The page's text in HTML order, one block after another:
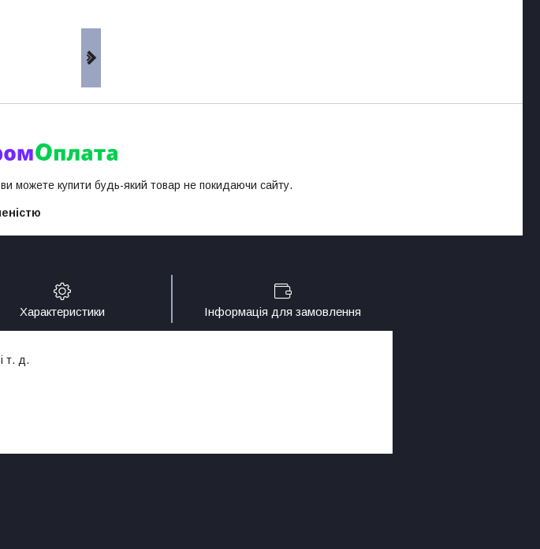
ви можете купити будь-який товар не покидаючи сайту.
Характеристики Інформація для замовлення
т. д.